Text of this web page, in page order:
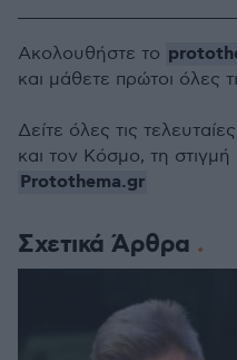
Σχετικά Άρθρα
Ακολουθήστε το
και μάθετε πρώτοι όλες
Δείτε όλες τις τελευταίες
και τον Κόσμο, τη
Protothema.gr